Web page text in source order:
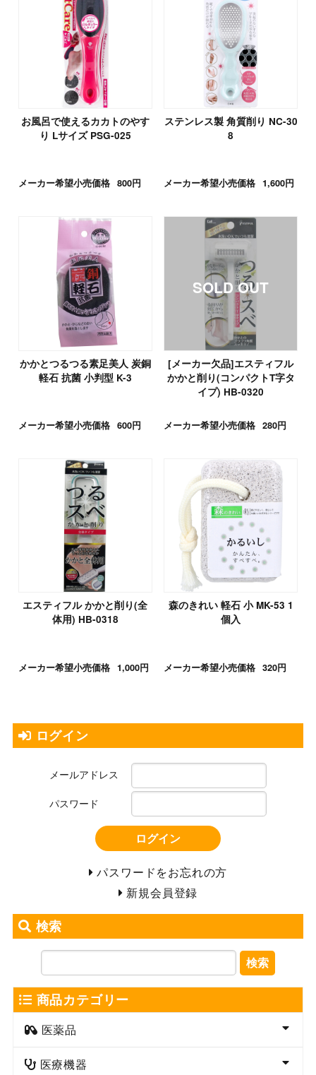
お風呂で使えるカカトのやす
り Lサイズ PSG-025
メーカー希望小売価格 800円
ステンレス製 角質削り NC-30
8
メーカー希望小売価格 1,600円
かかとつるつる素足美人 炭銅
軽石 抗菌 小判型 K-3
メーカー希望小売価格 600円
[メーカー欠品]エスティフル
かかと削り(コンパクトT字タ
イプ) HB-0320
メーカー希望小売価格 280円
エスティフル かかと削り(全
体用) HB-0318
メーカー希望小売価格 1,000円
森のきれい 軽石 小 MK-53 1
個入
メーカー希望小売価格 320円
ログイン
メールアドレス
パスワード
ログイン
パスワードをお忘れの方
新規会員登録
検索
検索
商品カテゴリー
医薬品
医療機器